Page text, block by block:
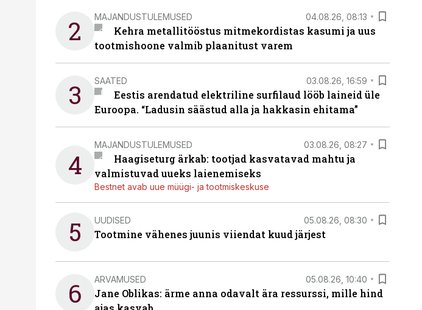
2 MAJANDUSTULEMUSED 04.08.26, 08:13
Kehra metallitööstus mitmekordistas kasumi ja uus
tootmishoone valmib plaanitust varem
3 SAATED 03.08.26, 16:59
Eestis arendatud elektriline surfilaud lööb laineid üle
Euroopa. “Ladusin säästud alla ja hakkasin ehitama”
4
MAJANDUSTULEMUSED 03.08.26, 08:27
Haagiseturg ärkab: tootjad kasvatavad mahtu ja
valmistuvad uueks laienemiseks
Bestnet avab uue müügi- ja tootmiskeskuse
5 UUDISED 05.08.26, 08:30
Tootmine vähenes juunis viiendat kuud järjest
6 ARVAMUSED 05.08.26, 10:40
Jane Oblikas: ärme anna odavalt ära ressurssi, mille hind